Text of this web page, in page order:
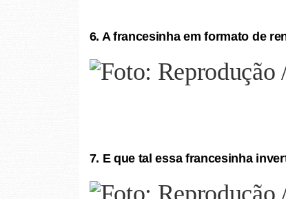
6. A francesinha em formato de
7. E que tal essa francesinha